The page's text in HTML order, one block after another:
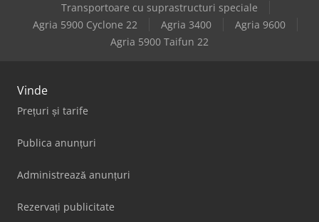
Transportoare cu suprastructuri speciale
Agria 5900 Cyclone 22
Agria 3400
Agria 9600
Agria 5900 Taifun 22
Vinde
Prețuri și tarife
Publica anunțuri
Administrează anunțuri
Rezervați publicitate